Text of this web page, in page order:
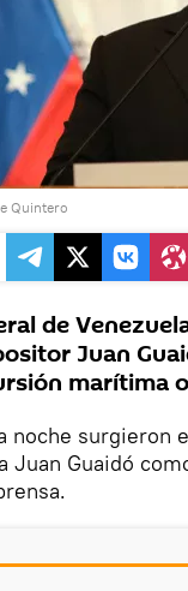
Quintero
de
Juan
marítima
noche surgieron
Juan Guaidó